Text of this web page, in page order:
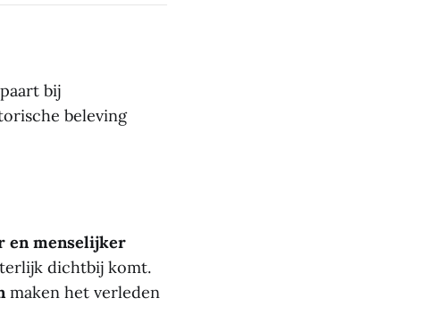
bij
beleving
en menselijker
dichtbij komt.
maken het verleden